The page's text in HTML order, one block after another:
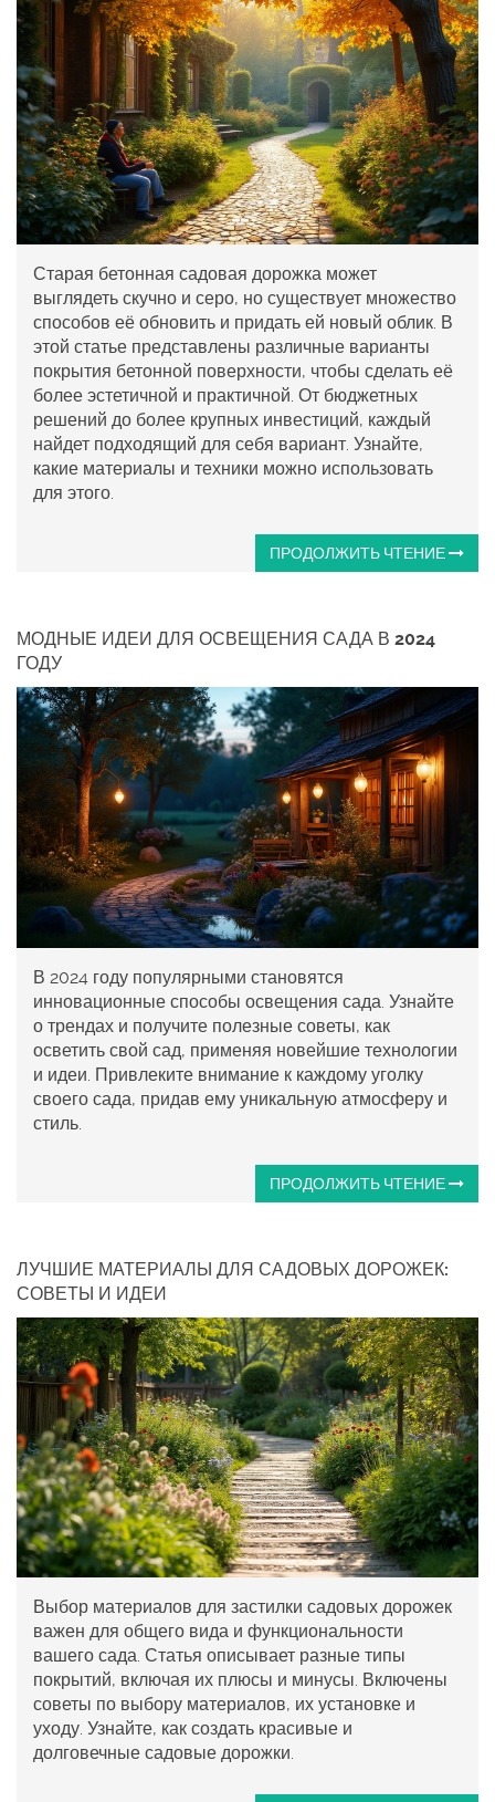
Старая бетонная садовая дорожка может
выглядеть скучно и серо, но существует множество
способов её обновить и придать ей новый облик. В
этой статье представлены различные варианты
покрытия бетонной поверхности, чтобы сделать её
более эстетичной и практичной. От бюджетных
решений до более крупных инвестиций, каждый
найдет подходящий для себя вариант. Узнайте,
какие материалы и техники можно использовать
для этого.
ПРОДОЛЖИТЬ ЧТЕНИЕ
МОДНЫЕ ИДЕИ ДЛЯ ОСВЕЩЕНИЯ САДА В 2024
ГОДУ
В 2024 году популярными становятся
инновационные способы освещения сада. Узнайте
о трендах и получите полезные советы, как
осветить свой сад, применяя новейшие технологии
и идеи. Привлеките внимание к каждому уголку
своего сада, придав ему уникальную атмосферу и
стиль.
ПРОДОЛЖИТЬ ЧТЕНИЕ
ЛУЧШИЕ МАТЕРИАЛЫ ДЛЯ САДОВЫХ ДОРОЖЕК:
СОВЕТЫ И ИДЕИ
Выбор материалов для застилки садовых дорожек
важен для общего вида и функциональности
вашего сада. Статья описывает разные типы
покрытий, включая их плюсы и минусы. Включены
советы по выбору материалов, их установке и
уходу. Узнайте, как создать красивые и
долговечные садовые дорожки.